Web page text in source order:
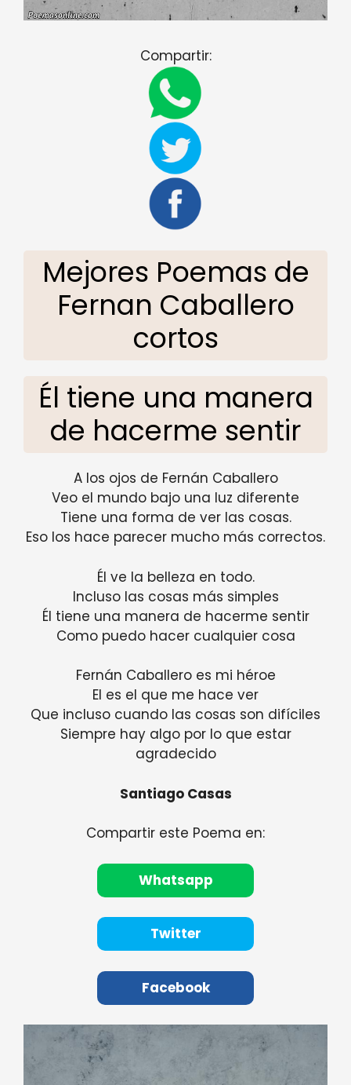
Compartir:
Mejores Poemas de
Fernan Caballero
cortos
Él tiene una manera
de hacerme sentir
A los ojos de Fernán Caballero
Veo el mundo bajo una luz diferente
Tiene una forma de ver las cosas.
Eso los hace parecer mucho más correctos.
Él ve la belleza en todo.
Incluso las cosas más simples
Él tiene una manera de hacerme sentir
Como puedo hacer cualquier cosa
Fernán Caballero es mi héroe
El es el que me hace ver
Que incluso cuando las cosas son difíciles
Siempre hay algo por lo que estar
agradecido
Santiago Casas
Compartir este Poema en:
Whatsapp
Twitter
Facebook